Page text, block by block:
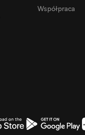
Współpraca